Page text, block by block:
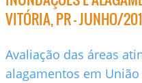
VITÓRIA, PR – JUNHO/
Avaliação das áreas
alagamentos em União